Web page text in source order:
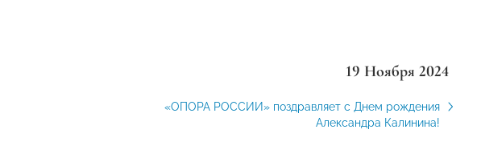
19 Ноября 2024
«ОПОРА РОССИИ» поздравляет с Днем рождения
Александра Калинина!